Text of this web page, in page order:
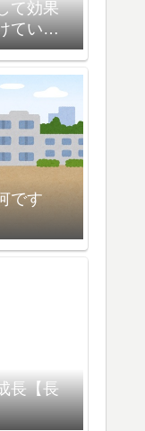
て効果
ている
です
長【長